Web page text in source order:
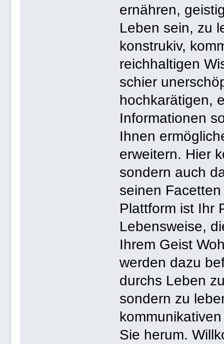
ernähren,
Leben sein, zu
konstrukiv,
reichhaltigen
schier
hochkarätigen,
Informationen
Ihnen
erweitern. Hier
sondern auch
seinen
Plattform ist Ihr
Lebensweise,
Ihrem Geist
werden dazu
durchs Leben
sondern zu
Sie herum.